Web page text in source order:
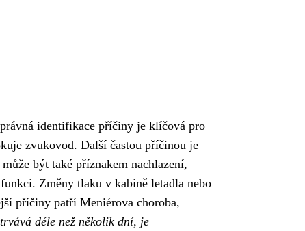
identifikace příčiny je klíčová pro
zvukovod. Další častou příčinou je
být také příznakem nachlazení,
Změny tlaku v kabině letadla nebo
příčiny patří Meniérova choroba,
déle než několik dní, je